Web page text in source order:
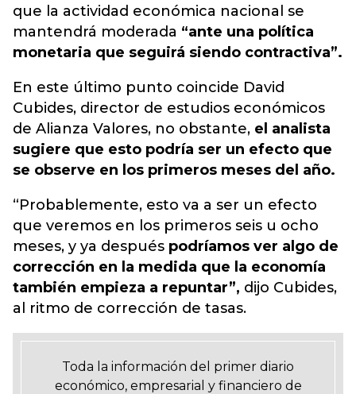
que la actividad económica nacional se
mantendrá moderada “ante una política
monetaria que seguirá siendo contractiva”.
En este último punto coincide David
Cubides, director de estudios económicos
de Alianza Valores, no obstante, el analista
sugiere que esto podría ser un efecto que
se observe en los primeros meses del año.
“Probablemente, esto va a ser un efecto
que veremos en los primeros seis u ocho
meses, y ya después podríamos ver algo de
corrección en la medida que la economía
también empieza a repuntar”, dijo Cubides,
al ritmo de corrección de tasas.
Toda la información del primer diario
económico, empresarial y financiero de